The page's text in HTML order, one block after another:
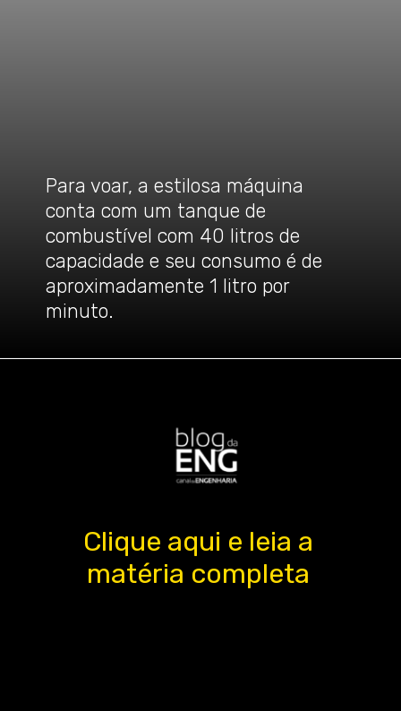
Para voar, a estilosa máquina
conta com um tanque de
combustível com 40 litros de
capacidade e seu consumo é de
aproximadamente 1 litro por
minuto.
Clique aqui e leia a
matéria completa